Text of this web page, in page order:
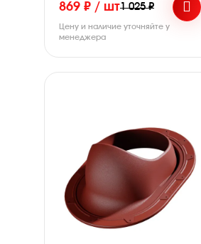
869 ₽ / шт1 025 ₽
Цену и наличие уточняйте у
менеджера